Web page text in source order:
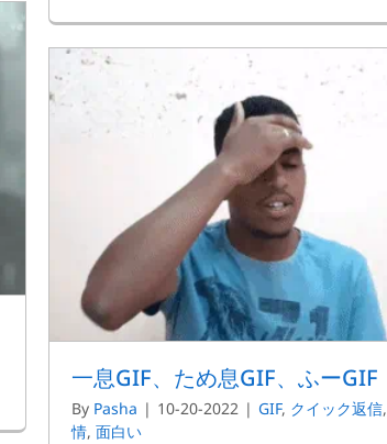
一息GIF、ため息GIF、ふーGIF
By Pasha | 10-20-2022 | GIF, クイック返信,
情, 面白い